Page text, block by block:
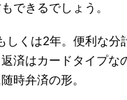
できるでしょう。
しくは2年。便利な分
済はカードタイプな
時弁済の形。